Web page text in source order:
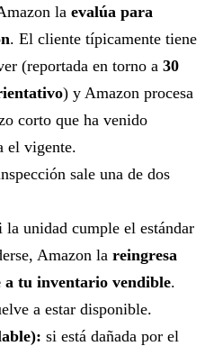
la evalúa para
. El cliente típicamente tiene
(reportada en torno a 30
) y Amazon procesa
corto que ha venido
vigente.
sale una de dos
la unidad cumple el estándar
Amazon la reingresa
a tu inventario vendible.
a estar disponible.
si está dañada por el